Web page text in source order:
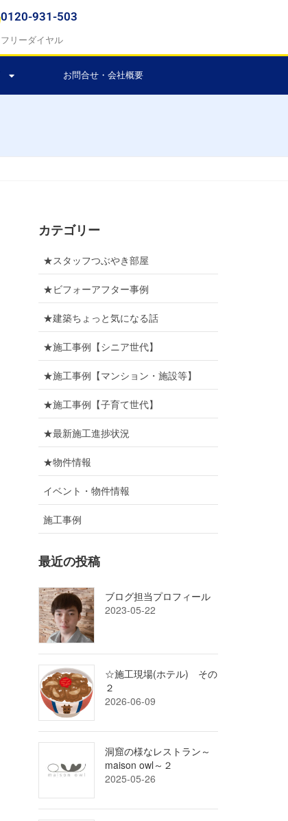
0120-931-503
フリーダイヤル
お問合せ・会社概要
カテゴリー
★スタッフつぶやき部屋
★ビフォーアフター事例
★建築ちょっと気になる話
★施工事例【シニア世代】
★施工事例【マンション・施設等】
★施工事例【子育て世代】
★最新施工進捗状況
★物件情報
イベント・物件情報
施工事例
最近の投稿
ブログ担当プロフィール
2023-05-22
☆施工現場(ホテル) その
２
2026-06-09
洞窟の様なレストラン～
maison owl～２
2025-05-26